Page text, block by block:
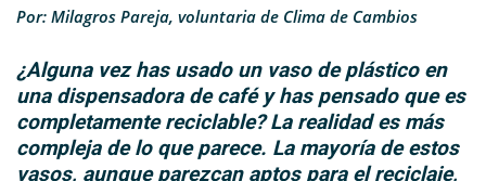
Por: Milagros Pareja, voluntaria de Clima de Cambios
¿Alguna vez has usado un vaso de plástico en
una dispensadora de café y has pensado que es
completamente reciclable? La realidad es más
compleja de lo que parece. La mayoría de estos
vasos, aunque parezcan aptos para el reciclaje,